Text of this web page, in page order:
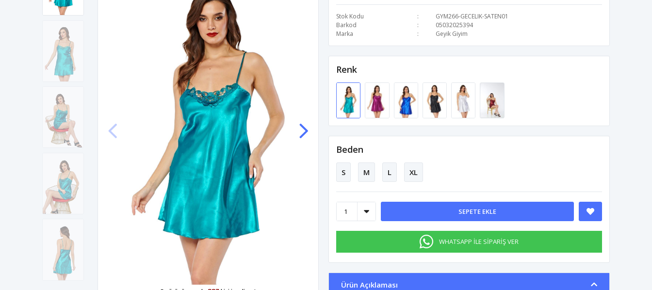
Stok Kodu
GYM266-GECELIK-SATEN01
Barkod
05032025394
Marka
Geyik Giyim
Renk
Beden
S M L XL
SEPETE EKLE
WHATSAPP İLE SİPARİŞ VER
Ürün Açıklaması